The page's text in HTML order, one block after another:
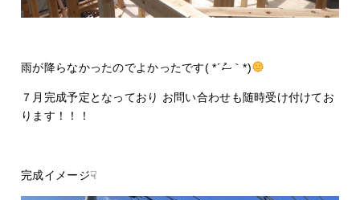
雨が降らなかったのでよかったです( *´ސު｀*)
７月完成予定となっており お問い合わせも随時受け付けてお
ります！！！
完成イメージ☟